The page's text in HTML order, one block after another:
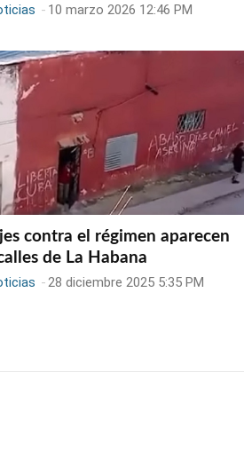
- 10 marzo 2026 12:46 PM
contra el régimen aparecen
de La Habana
-28 diciembre 2025 5:35 PM